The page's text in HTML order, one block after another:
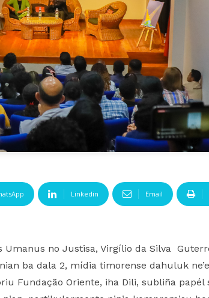
Linkedin Email
no Justisa, Virgílio da Silva
nian ba dala 2, mídia timorense dahuluk
Fundação Oriente, iha Dili, subliña papél